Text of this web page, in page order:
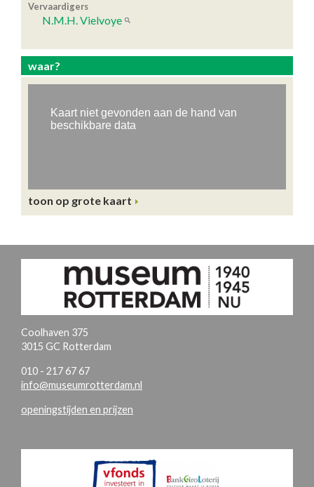
Vervaardigers
N.M.H. Vielvoye
waar?
toon op grote kaart
Coolhaven 375
3015 GC Rotterdam
010 - 217 67 67
info@museumrotterdam.nl
openingstijden en prijzen